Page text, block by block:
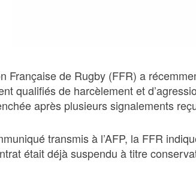
Française de Rugby (FFR) a
qualifiés de harcèlement et
après plusieurs signalements
transmis à l’AFP, la FFR
était déjà suspendu à titre